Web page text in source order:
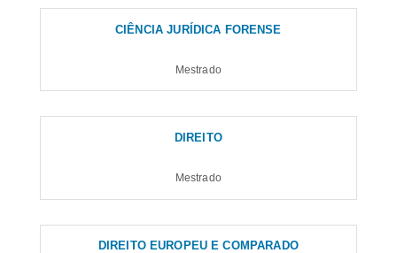
CIÊNCIA JURÍDICA FORENSE
Mestrado
DIREITO
Mestrado
DIREITO EUROPEU E COMPARADO